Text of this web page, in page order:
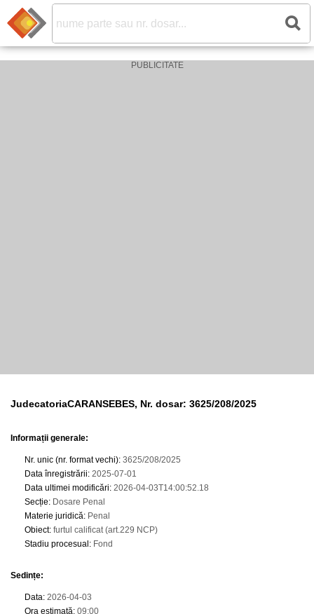
JudecatoriaCARANSEBES, Nr. dosar: 3625/208/2025
Informații generale:
Nr. unic (nr. format vechi): 3625/208/2025
Data înregistrării: 2025-07-01
Data ultimei modificări: 2026-04-03T14:00:52.18
Secție: Dosare Penal
Materie juridică: Penal
Obiect: furtul calificat (art.229 NCP)
Stadiu procesual : Fond
Sedințe:
Data: 2026-04-03
Ora estimată: 09:00